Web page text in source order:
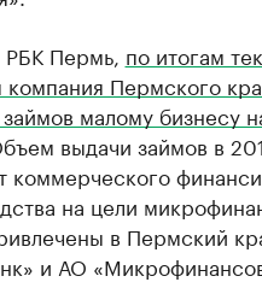
Пермь, по итогам
Пермского
малому бизнесу
выдачи займов в
коммерческого
на цели
в Пермский
и АО